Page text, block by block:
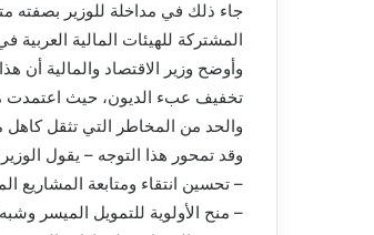
جاء ذلك في مداخلة للوزير بصفته
المشتركة للهيئات المالية
وأوضح وزير الاقتصاد والمالية أن
تخفيف عبء الديون، حيث اعتمدت
والحد من المخاطر التي تثقل كاهل
وقد تمحور هذا التوجه – يقول
– تحسين انتقاء ومتابعة المشاريع
– منح الأولوية للتمويل الميسر